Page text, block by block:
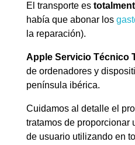
El transporte es
había que abonar los
la reparación).
Apple Servicio Técnico
de ordenadores y
península ibérica.
Cuidamos al detalle el
tratamos de proporcionar
de usuario utilizando en